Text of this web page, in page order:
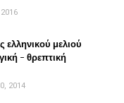
ελληνικού μελιού
- θρεπτική
2014